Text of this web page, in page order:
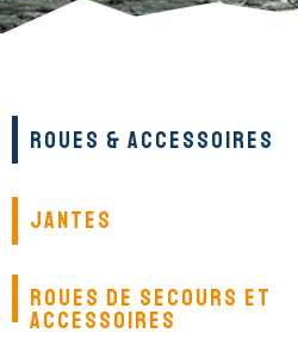
ROUES & ACCESSOIRES
JANTES
ROUES DE SECOURS ET
ACCESSOIRES